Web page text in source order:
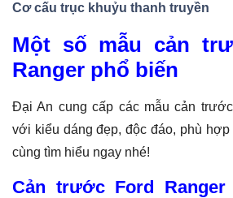
Cơ cấu trục khuỷu thanh truyền
Một số mẫu cản
Ranger phổ biến
Đại An cung cấp các mẫu cản
với kiểu dáng đẹp, độc đáo, phù
cùng tìm hiểu ngay nhé!
Cản trước Ford Ranger